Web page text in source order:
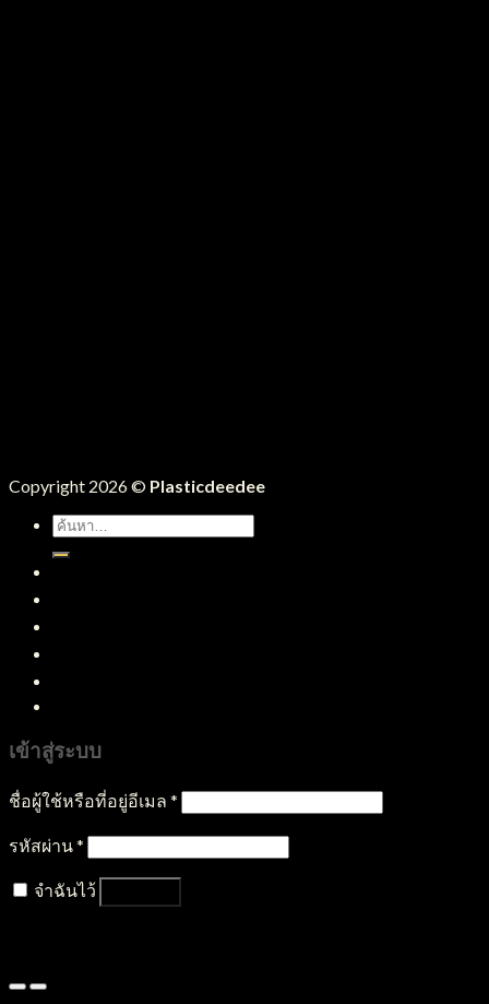
Copyright 2026 © Plasticdeedee
ค้นหา:
เข้าสู่ระบบ
ชื่อผู้ใช้หรือที่อยู่อีเมล *
รหัสผ่าน*
จำฉันไว้